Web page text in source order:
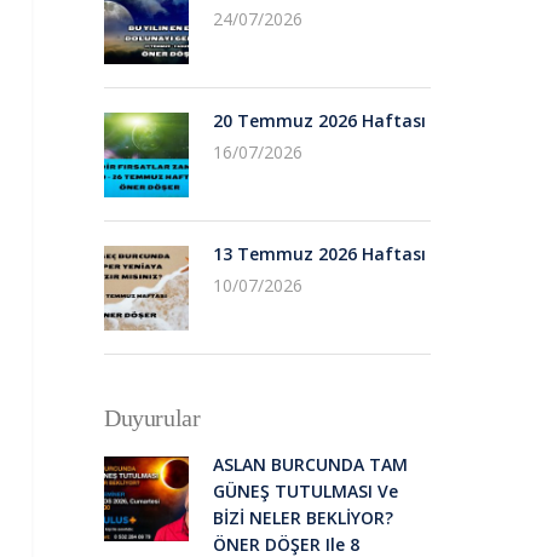
24/07/2026
20 Temmuz 2026 Haftası
16/07/2026
13 Temmuz 2026 Haftası
10/07/2026
Duyurular
ASLAN BURCUNDA TAM
GÜNEŞ TUTULMASI Ve
BİZİ NELER BEKLİYOR?
ÖNER DÖŞER Ile 8